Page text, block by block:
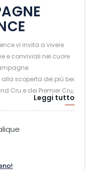
vi invita a vivere
e conviviali nel cuore
scoperta dei più bei
Cru e dei Premier Cru,
dell’UNESCO
che danno vita a
le loro cantine, i loro
prima di degustare le
Leggi tutto